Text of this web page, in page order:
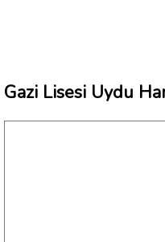
Gazi Lisesi Uydu